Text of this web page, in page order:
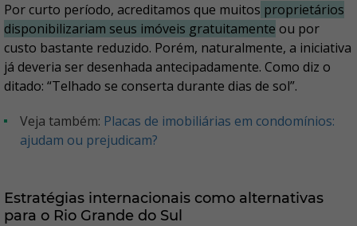
Por curto período, acreditamos que muitos proprietários
disponibilizariam seus imóveis gratuitamente ou por
custo bastante reduzido. Porém, naturalmente, a iniciativa
já deveria ser desenhada antecipadamente. Como diz o
ditado: “Telhado se conserta durante dias de sol”.
Veja também: Placas de imobiliárias em condomínios:
ajudam ou prejudicam?
Estratégias internacionais como alternativas
para o Rio Grande do Sul